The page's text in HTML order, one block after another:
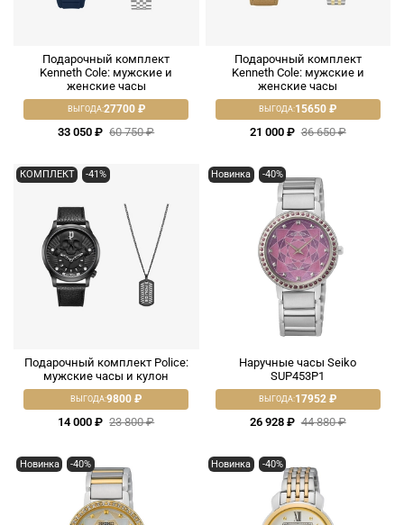
Подарочный комплект
Kenneth Cole: мужские и
женские часы
33 050 ₽ 60 750 ₽
ВЫГОДА:27700 ₽
Подарочный комплект
Kenneth Cole: мужские и
женские часы
21 000 ₽ 36 650 ₽
ВЫГОДА:15650 ₽
КОМПЛЕКТ -41%
Подарочный комплект Police:
мужские часы и кулон
14 000 ₽ 23 800 ₽
ВЫГОДА:9800 ₽
Новинка -40%
Наручные часы Seiko
SUP453P1
26 928 ₽ 44 880 ₽
ВЫГОДА:17952 ₽
Новинка -40% Новинка -40%